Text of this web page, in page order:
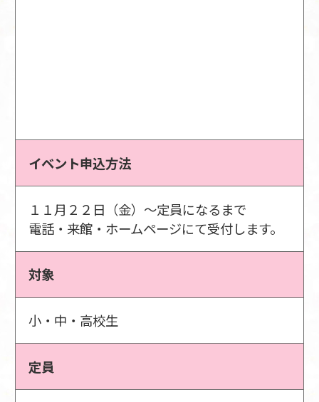
イベント申込方法
１１月２２日（金）～定員になるまで
電話・来館・ホームページにて受付します。
対象
小・中・高校生
定員